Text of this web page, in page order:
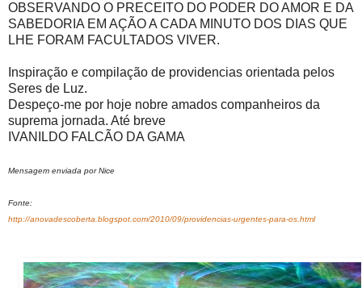
OBSERVANDO O PRECEITO DO PODER DO AMOR E DA
SABEDORIA EM AÇÃO A CADA MINUTO DOS DIAS QUE
LHE FORAM FACULTADOS VIVER.
Inspiração e compilação de providencias orientada pelos
Seres de Luz.
Despeço-me por hoje nobre amados companheiros da
suprema jornada. Até breve
IVANILDO FALCÃO DA GAMA
Mensagem enviada por Nice
Fonte:
http://anovadescoberta.blogspot.com/2010/09/providencias-urgentes-para-os.html